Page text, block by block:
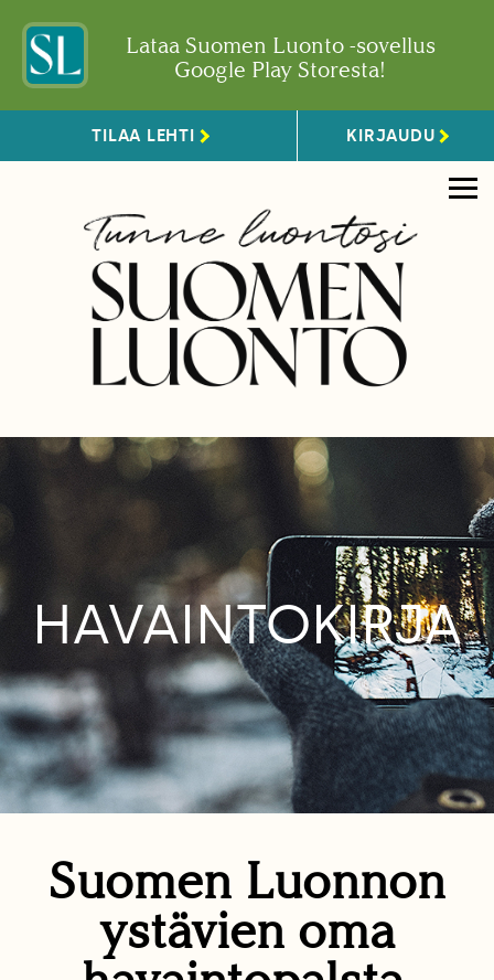
Lataa Suomen Luonto -sovellus
Google Play Storesta!
TILAA LEHTI KIRJAUDU
HAVAINTOKIRJA
Suomen Luonnon
ystävien oma